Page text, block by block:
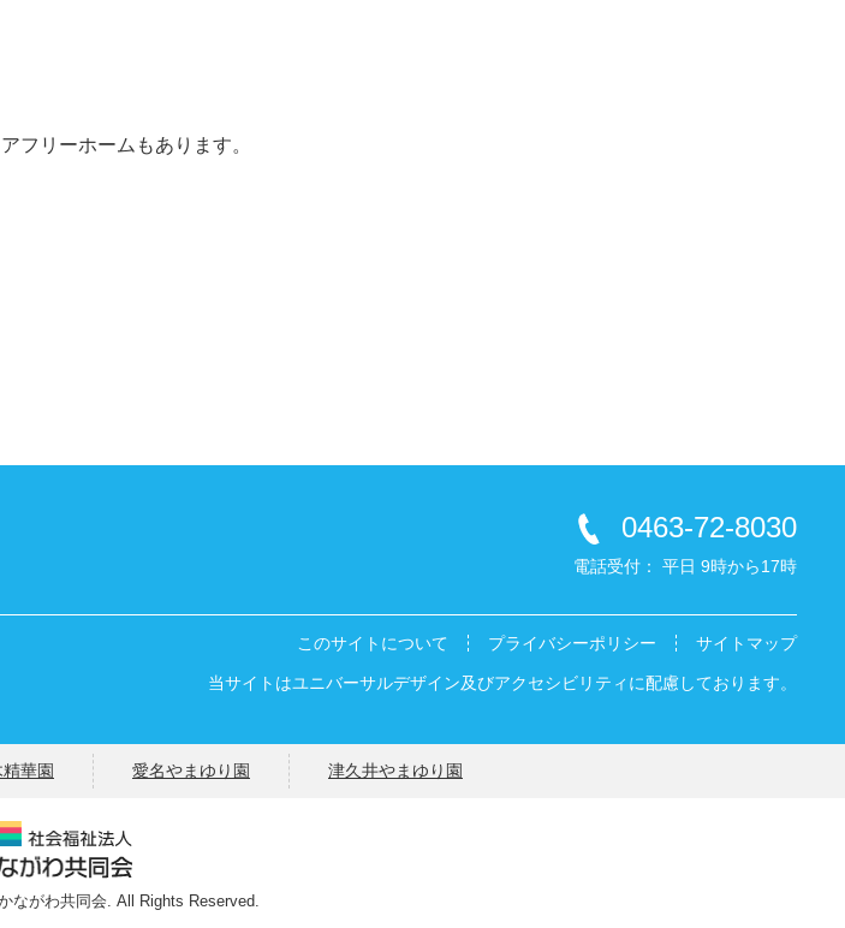
フリーホームもあります。
0463-72-8030
電話受付 平日 9時から17時
このサイトについて プライバシーポリシー サイトマップ
当サイトはユニバーサルデザイン及びアクセシビリティに配慮しております。
華園 愛名やまゆり園 津久井やまゆり園
ながわ共同会. All Rights Reserved.